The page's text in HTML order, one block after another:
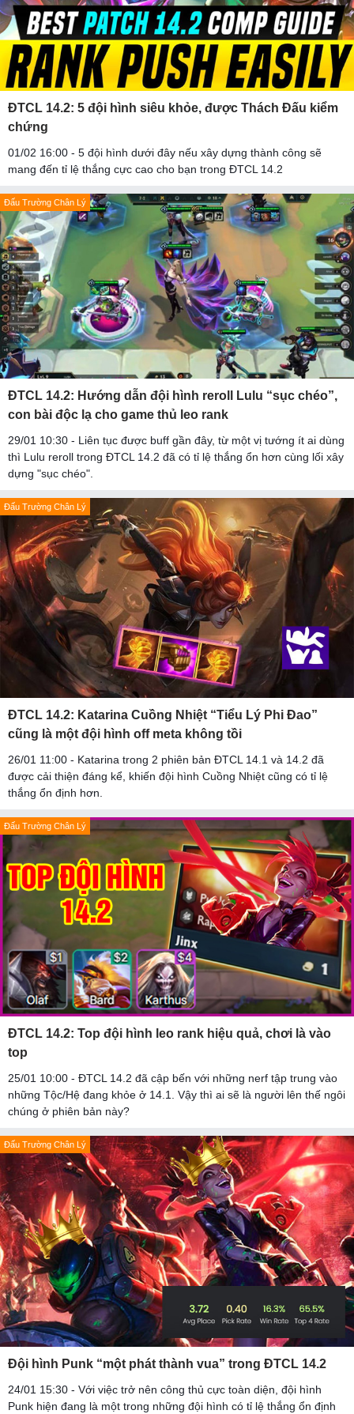
ĐTCL 14.2: 5 đội hình siêu khỏe, được Thách Đấu kiểm
chứng
01/02 16:00 - 5 đội hình dưới đây nếu xây dựng thành công sẽ
mang đến tỉ lệ thắng cực cao cho bạn trong ĐTCL 14.2
Đấu Trường Chân Lý
ĐTCL 14.2: Hướng dẫn đội hình reroll Lulu “sục chéo”,
con bài độc lạ cho game thủ leo rank
29/01 10:30 - Liên tục được buff gần đây, từ một vị tướng ít ai dùng
thì Lulu reroll trong ĐTCL 14.2 đã có tỉ lệ thắng ổn hơn cùng lối xây
dựng "sục chéo".
Đấu Trường Chân Lý
ĐTCL 14.2: Katarina Cuồng Nhiệt “Tiểu Lý Phi Đao”
cũng là một đội hình off meta không tồi
26/01 11:00 - Katarina trong 2 phiên bản ĐTCL 14.1 và 14.2 đã
được cải thiện đáng kể, khiến đội hình Cuồng Nhiệt cũng có tỉ lệ
thắng ổn định hơn.
Đấu Trường Chân Lý
ĐTCL 14.2: Top đội hình leo rank hiệu quả, chơi là vào
top
25/01 10:00 - ĐTCL 14.2 đã cập bến với những nerf tập trung vào
những Tộc/Hệ đang khỏe ở 14.1. Vậy thì ai sẽ là người lên thế ngôi
chúng ở phiên bản này?
Đấu Trường Chân Lý
Đội hình Punk “một phát thành vua” trong ĐTCL 14.2
24/01 15:30 - Với việc trở nên công thủ cực toàn diện, đội hình
Punk hiện đang là một trong những đội hình có tỉ lệ thắng ổn định